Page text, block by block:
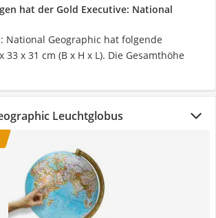
hat der Gold Executive: National
National Geographic hat folgende
33 x 31 cm (B x H x L). Die Gesamthöhe
Leuchtglobus